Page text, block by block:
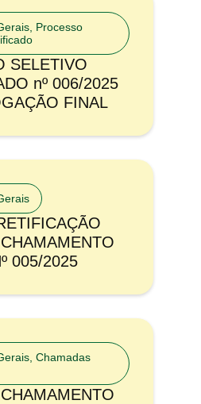
Processo
SELETIVO
nº 006/2025
FINAL
005/2025
Chamadas